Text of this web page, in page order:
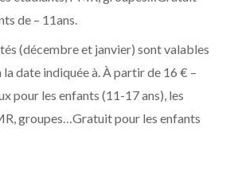
de – 11ans.
(décembre et janvier) sont valables
la date indiquée à. À partir de 16 € –
pour les enfants (11-17 ans), les
groupes…Gratuit pour les enfants